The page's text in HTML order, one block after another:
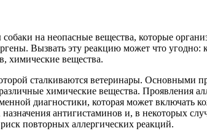
на неопасные вещества, которые
Вызвать эту реакцию может что
химические вещества.
сталкиваются ветеринары. Основными
химические вещества. Проявления
диагностики, которая может включать
антигистаминов и, в некоторых
повторных аллергических реакций.